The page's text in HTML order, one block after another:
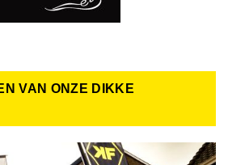
VAN ONZE DIKKE